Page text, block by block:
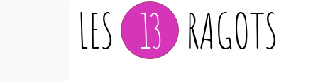
LES 13 RAGOTS